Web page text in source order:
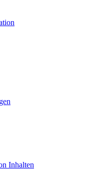
Inhalten